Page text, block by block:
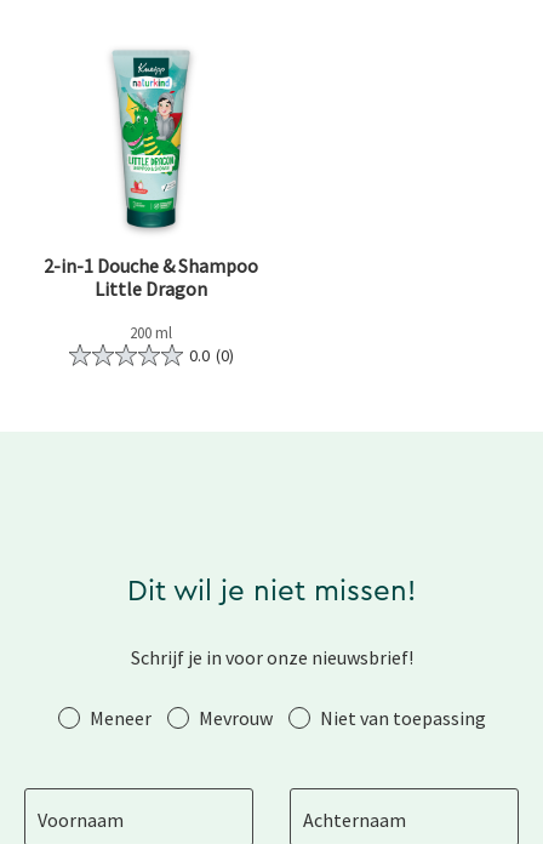
2-in-1 Douche & Shampoo
Little Dragon
200 ml
0.0 (0)
Dit wil je niet missen!
Schrijf je in voor onze nieuwsbrief!
AanhefMeneer Mevrouw Niet van toepassing
Voornaam Achternaam